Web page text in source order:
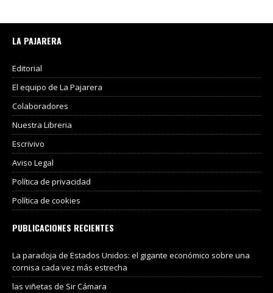
LA PAJARERA
Editorial
El equipo de La Pajarera
Colaboradores
Nuestra Libreria
Escrivivo
Aviso Legal
Política de privacidad
Política de cookies
PUBLICACIONES RECIENTES
La paradoja de Estados Unidos: el gigante económico sobre una
cornisa cada vez más estrecha
las viñetas de Sir Cámara